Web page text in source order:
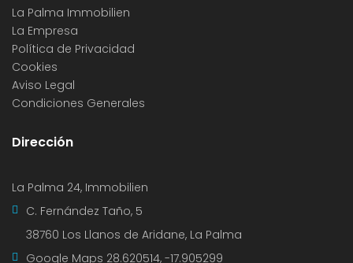
La Palma Immobilien
La Empresa
Política de Privacidad
Cookies
Aviso Legal
Condiciones Generales
Dirección
La Palma 24, Immobilien
C. Fernández Taño, 5
38760 Los Llanos de Aridane, La Palma
Google Maps 28.620514, -17.905299